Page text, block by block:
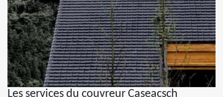
Les services du couvreur Caseacsch